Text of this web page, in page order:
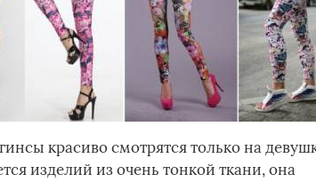
красиво смотрятся только на
изделий из очень тонкой ткани, она